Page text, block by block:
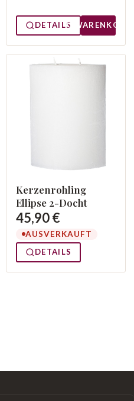
DETAILS WARENKORB
Kerzenrohling
Ellipse 2-Docht
45,90 €
AUSVERKAUFT
DETAILS